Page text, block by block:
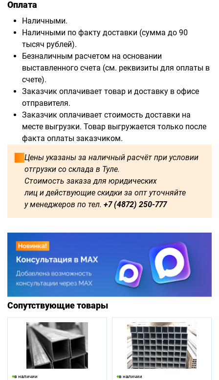
Оплата
Наличными.
Наличными по факту доставки (сумма до 90
тысяч рублей).
Безналичным расчетом на основании
выставленного счета (см. реквизиты для оплаты в
счете).
Заказчик оплачивает товар и доставку в офисе
отправителя.
Заказчик оплачивает стоимость доставки на
месте выгрузки. Товар выгружается только после
факта оплаты заказчиком.
Цены указаны за наличный расчёт при условии
отгрузки со склада в Туле.
Стоимость заказа для юридических
лиц и действующие скидки за опт уточняйте
у менеджеров по тел. +7 (4872) 250-777
В наличии:
2000
Доступны для заказа:
750 1250 1500
1800 2250 2500 2750
3000 3250 3500 3750
4500
6000 1750 500
Сопутствующие товары
в наличии в наличии